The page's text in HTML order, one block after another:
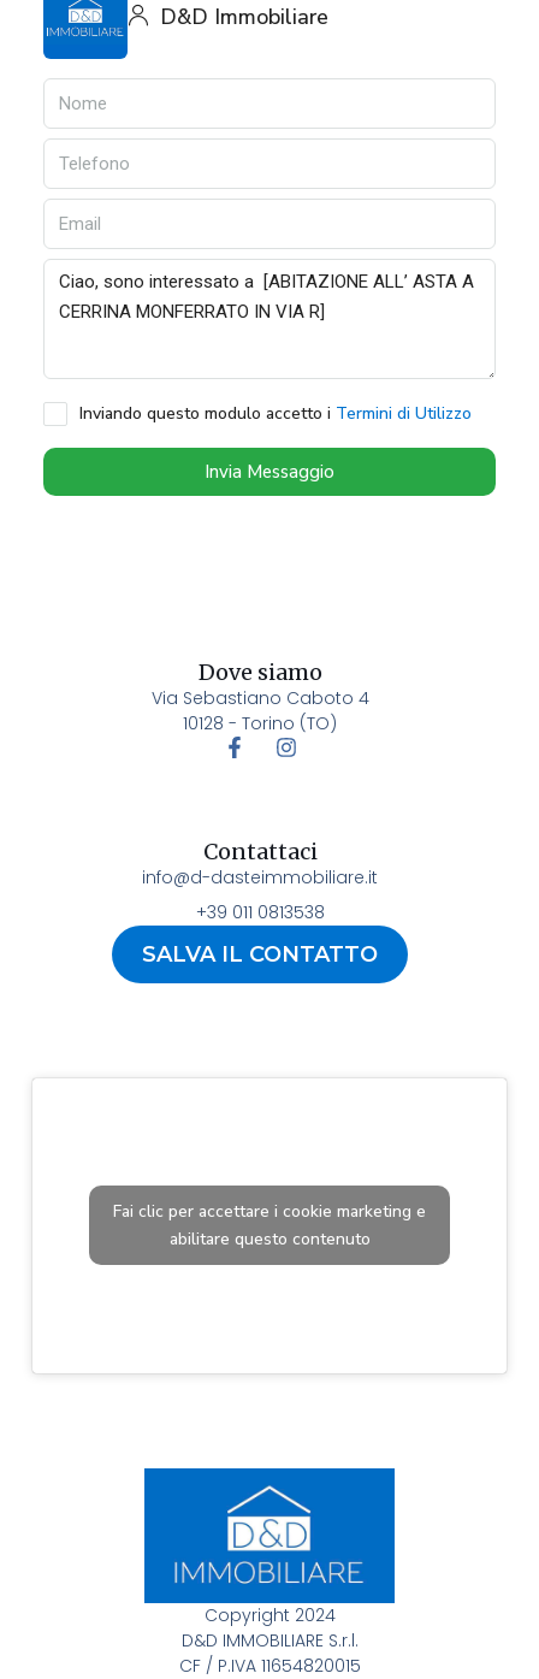
D&D Immobiliare
Inviando questo modulo accetto i Termini di Utilizzo
Invia Messaggio
Copyright 2024
D&D IMMOBILIARE S.r.l.
CF / P.IVA 11654820015
Dove siamo
Via Sebastiano Caboto 4
10128 - Torino (TO)
Contattaci
info@d-dasteimmobiliare.it
+39 011 0813538
SALVA IL CONTATTO
Fai clic per accettare i cookie marketing e
abilitare questo contenuto